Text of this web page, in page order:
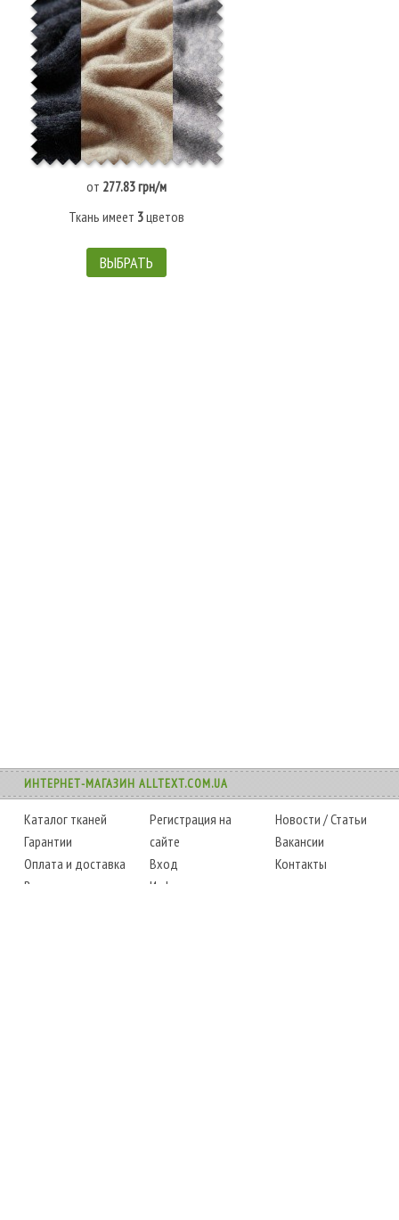
от 277.83 грн/м
Ткань имеет 3цветов
ВЫБРАТЬ
ИНТЕРНЕТ-МАГАЗИН ALLTEXT.COM.UA
Каталог тканей
Гарантии
Оплата и доставка
Возврат товара
Регистрация на
сайте
Вход
Информация
Новости /Статьи
Вакансии
Контакты